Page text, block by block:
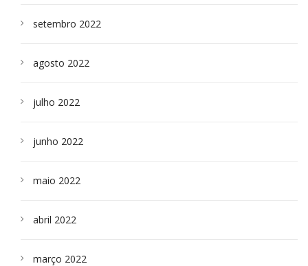
setembro 2022
agosto 2022
julho 2022
junho 2022
maio 2022
abril 2022
março 2022